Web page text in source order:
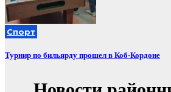
Спорт
Турнир по бильярду прошел в Коб-Кордоне